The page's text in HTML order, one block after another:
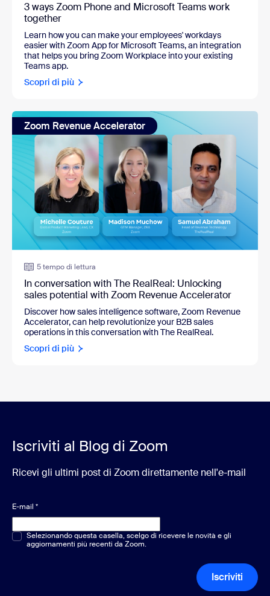
3 ways Zoom Phone and Microsoft Teams work
together
Learn how you can make your employees' workdays
easier with Zoom App for Microsoft Teams, an integration
that helps you bring Zoom Workplace into your existing
Teams app.
Scopri di più
Zoom Revenue Accelerator
5 tempo di lettura
In conversation with The RealReal: Unlocking
sales potential with Zoom Revenue Accelerator
Discover how sales intelligence software, Zoom Revenue
Accelerator, can help revolutionize your B2B sales
operations in this conversation with The RealReal.
Scopri di più
Iscriviti al Blog di Zoom
Ricevi gli ultimi post di Zoom direttamente nell'e-mail
E-mail *
Scelta multipla o singola*
Selezionando questa casella, scelgo di ricevere le novità e gli
aggiornamenti più recenti da Zoom.
Iscriviti